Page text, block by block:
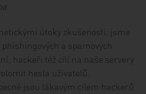
útoky zkušenosti, jsme
a spamových
hackeři též cílí na naše servery
hesla uživatelů.
jsou lákavým cílem hackerů